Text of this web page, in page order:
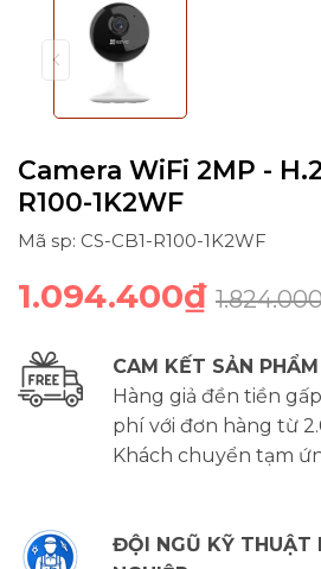
Camera WiFi 2MP -
R100-1K2WF
Mã sp: CS-CB1-R100-1K2WF
1.094.400₫
CAM KẾT SẢN
Hàng giả đền tiền
phí với đơn hàng từ
Khách chuyển tạm
ĐỘI NGŨ KỸ THUẬT